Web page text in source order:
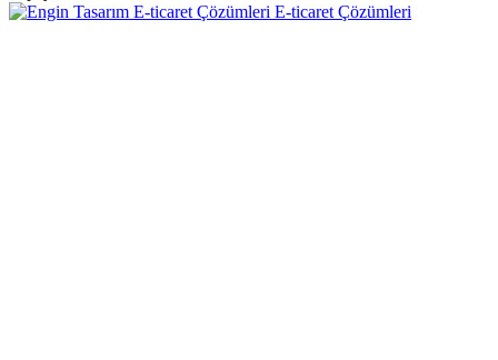
E-ticaret Çözümleri